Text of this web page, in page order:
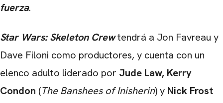
fuerza.
Star Wars: Skeleton Crewtendrá a Jon Favreau y
Dave Filoni como productores, y cuenta con un
elenco adulto liderado por Jude Law, Kerry
Condon (The Banshees of Inisherin) y Nick Frost